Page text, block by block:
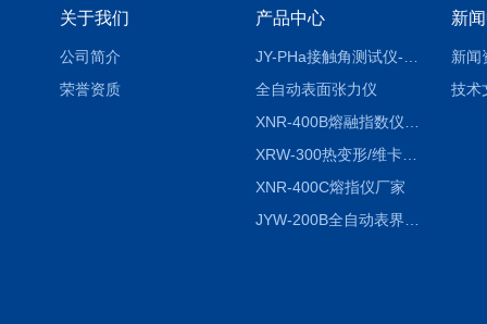
关于我们
公司简介
荣誉资质
产品中心
全自动表面张力仪
XRW-300热变形/维卡软化点温度测定仪
XNR-400C熔指仪厂家
新
新闻
技术